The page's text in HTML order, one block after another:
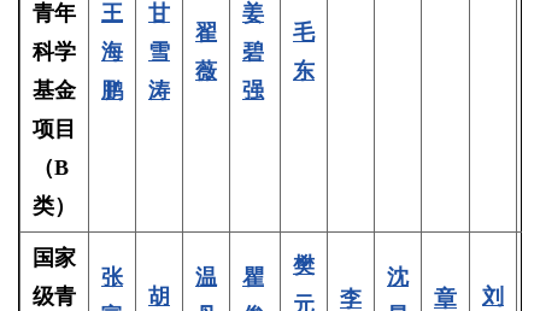
青年
科学
基金
项目
（B
类）
王
海
鹏
甘
雪
涛
翟
薇
姜
碧
强
毛
东
国家
级青
张
胡
温
瞿
樊
元
李
沈
章
刘